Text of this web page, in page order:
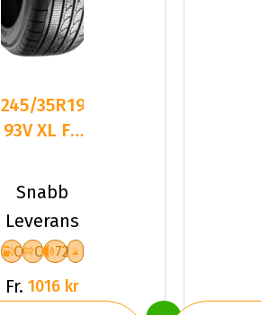
245/35R19
93V XL FR
S210
CCB72
Snabb
Leverans
C C 72
Fr. 1016 kr